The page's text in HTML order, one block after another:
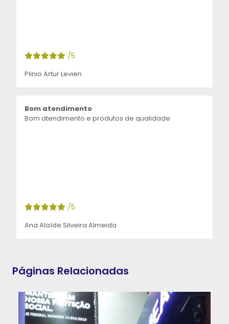
/5
Plinio Artur Levien
Bom atendimento
Bom atendimento e produtos de qualidade
/5
Ana Alaíde Silveira Almeida
Páginas Relacionadas